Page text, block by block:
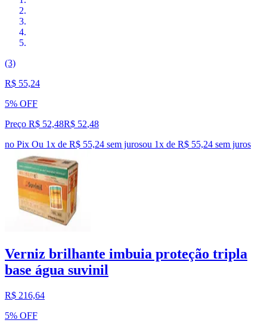
(3)
R$ 55,24
5% OFF
Preço R$ 52,48R$ 52,48
no Pix Ou 1x de R$ 55,24 sem jurosou 1x de R$ 55,24 sem juros
Verniz brilhante imbuia proteção tripla
base água suvinil
R$ 216,64
5% OFF